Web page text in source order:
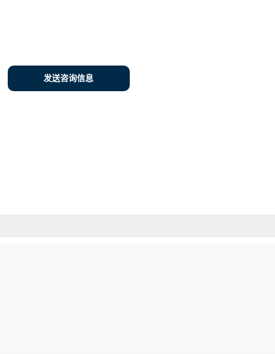
发送咨询信息